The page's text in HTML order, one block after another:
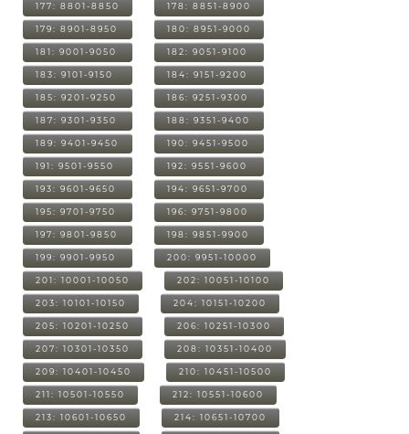
177: 8801-8850 178: 8851-8900
179: 8901-8950 180: 8951-9000
181: 9001-9050 182: 9051-9100
183: 9101-9150 184: 9151-9200
185: 9201-9250 186: 9251-9300
187: 9301-9350 188: 9351-9400
189: 9401-9450 190: 9451-9500
191: 9501-9550 192: 9551-9600
193: 9601-9650 194: 9651-9700
195: 9701-9750 196: 9751-9800
197: 9801-9850 198: 9851-9900
199: 9901-9950 200: 9951-10000
201: 10001-10050 202: 10051-10100
203: 10101-10150 204: 10151-10200
205: 10201-10250 206: 10251-10300
207: 10301-10350 208: 10351-10400
209: 10401-10450 210: 10451-10500
211: 10501-10550 212: 10551-10600
213: 10601-10650 214: 10651-10700